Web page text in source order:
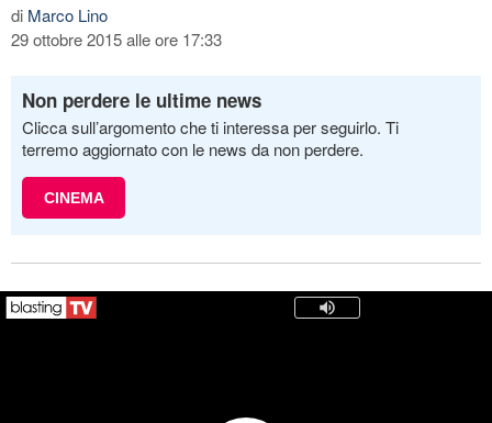
di Marco Lino
29 ottobre 2015 alle ore 17:33
Non perdere le ultime news
Clicca sull’argomento che ti interessa per seguirlo. Ti
terremo aggiornato con le news da non perdere.
CINEMA